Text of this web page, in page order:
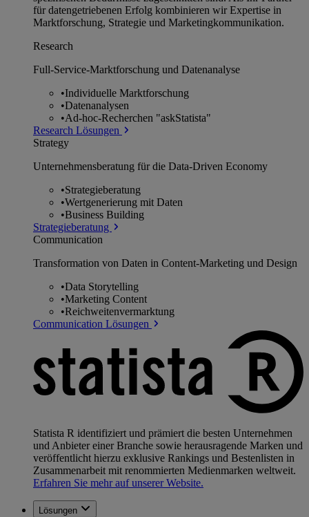
für datengetriebenen Erfolg kombinieren wir Expertise in
Marktforschung, Strategie und Marketingkommunikation.
Research
Full-Service-Marktforschung und Datenanalyse
•Individuelle Marktforschung
•Datenanalysen
•Ad-hoc-Recherchen "askStatista"
Research Lösungen
Strategy
Unternehmens­beratung für die Data-Driven Economy
•Strategieberatung
•Wertgenerierung mit Daten
•Business Building
Strategieberatung
Communication
Transformation von Daten in Content-Marketing und Design
•Data Storytelling
•Marketing Content
•Reichweitenvermarktung
Communication Lösungen
Statista R identifiziert und prämiert die besten Unternehmen
und Anbieter einer Branche sowie herausragende Marken und
veröffentlicht hierzu exklusive Rankings und Bestenlisten in
Zusammenarbeit mit renommierten Medienmarken weltweit.
Erfahren Sie mehr auf unserer Website.
Lösungen